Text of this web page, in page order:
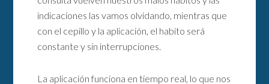
indicaciones las vamos olvidando, mientras que
con el cepillo y la aplicación, el habito será
constante y sin interrupciones.
La aplicación funciona en tiempo real, lo que nos